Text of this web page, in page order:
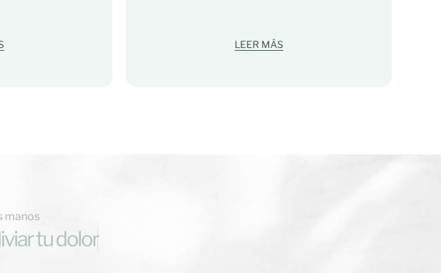
LEER MÁS
manos
a